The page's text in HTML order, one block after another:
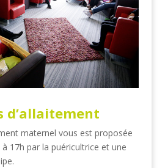
d’allaitement
maternel vous est proposée
17h par la puéricultrice et une